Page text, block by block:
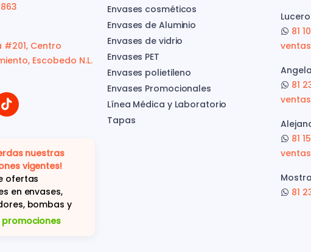
#201, Centro
Escobedo N.L.
nuestras
vigentes!
ofertas
en envases,
bombas y
promociones
Envases cosméticos
Envases de Aluminio
Envases de vidrio
Envases PET
Envases polietileno
Envases Promocionales
Línea Médica y Laboratorio
Tapas
81
81
81
81